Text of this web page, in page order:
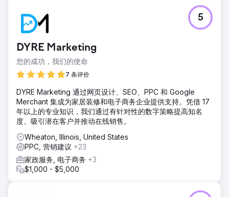
DYRE Marketing
您的成功，我们的使命
7 条评价
5
DYRE Marketing 通过网页设计、SEO、PPC 和 Google
Merchant 集成为家居装修和电子商务企业提供支持。凭借 17
年以上的专业知识，我们通过有针对性的数字策略提高知名
度、吸引潜在客户并推动在线销售。
Wheaton, Illinois, United States
PPC, 营销建议 +23
家政服务, 电子商务 +3
$1,000 - $5,000